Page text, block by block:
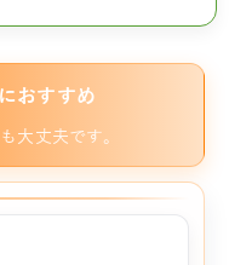
おすすめ
大丈夫です。